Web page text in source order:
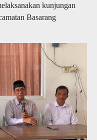
kunjungan
Basarang